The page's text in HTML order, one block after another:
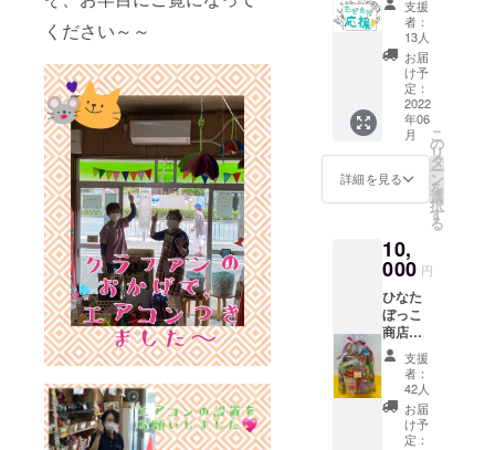
ください～～
でお送
りしま
す。 ひ
なた
ぼっこ
商店に
来た
ら、
「応援
したよ
ださ
い！！
フが心
からの
感謝を
お伝え
させて
いただ
きま
す。
ぼっこ
商店を
ただ応
援いた
だける
方用に
リター
ンで
す。懐
かし
い、
あった
～駄菓
子屋を
応援、
よろし
くお願
いしま
す。 ひ
なた
ぼっこ
オリジ
ナル感
謝のポ
支援
者：
13人
お届
け予
定：
2022
年06
月
詳細を見る
こ
の
リ
タ
ー
ン
を
選
択
す
る
10,
000 円
ひなた
ぼっこ
商店の
店主セ
レクト
の駄菓
子詰め
合わせ
（白猫
支援
者：
42人
お届
け予
定：